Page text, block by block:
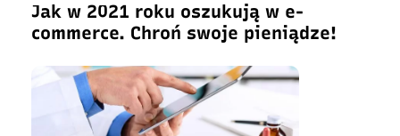
Jak w 2021 roku oszukują w e-
commerce. Chroń swoje pieniądze!